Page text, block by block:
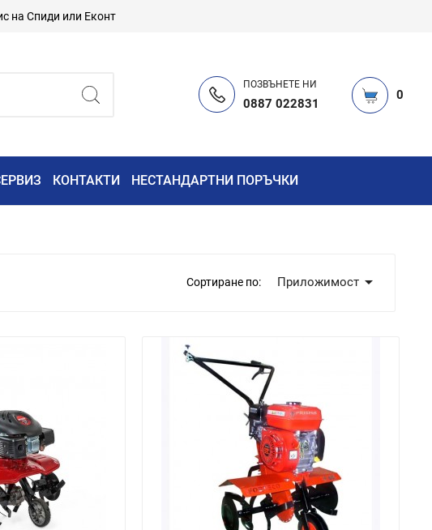
на Спиди или Еконт
ПОЗВЪНЕТЕ НИ
0887 022831
0
КОНТАКТИ НЕСТАНДАРТНИ ПОРЪЧКИ
Сортиране по: Приложимост